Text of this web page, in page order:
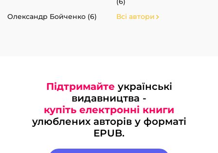
Олександр Бойченко (6)
Всі автори
Підтримайте українські
видавництва -
купіть електронні книги
улюблених авторів у форматі
EPUB.